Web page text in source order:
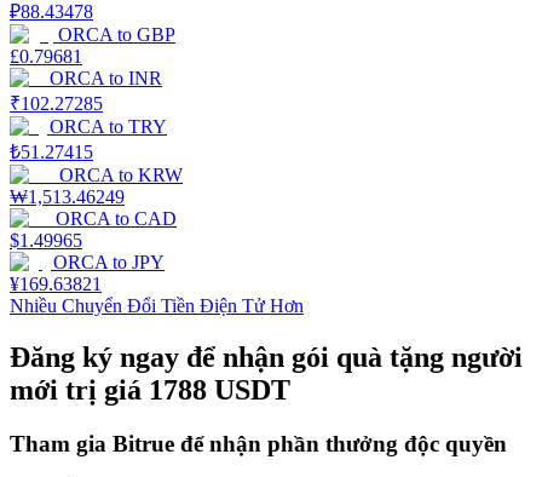
Staking
Lợi nhuận cao và truy cập ngay lập tức
Launchpool
Đặt cọc linh hoạt để kiếm được các token phổ biến.
₽88.43478
ORCA to GBP
£0.79681
ORCA to INR
₹102.27285
ORCA to TRY
₺51.27415
ORCA to KRW
₩1,513.46249
ORCA to CAD
$1.49965
ORCA to JPY
¥169.63821
Nhiều Chuyển Đổi Tiền Điện Tử Hơn
Đăng ký ngay để nhận gói quà tặng người
mới trị giá 1788 USDT
Tham gia Bitrue để nhận phần thưởng độc quyền